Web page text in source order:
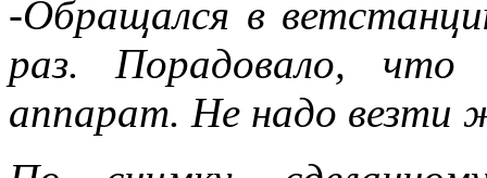
-Обращался в
раз. Порадовало, что
аппарат. Не надо везти